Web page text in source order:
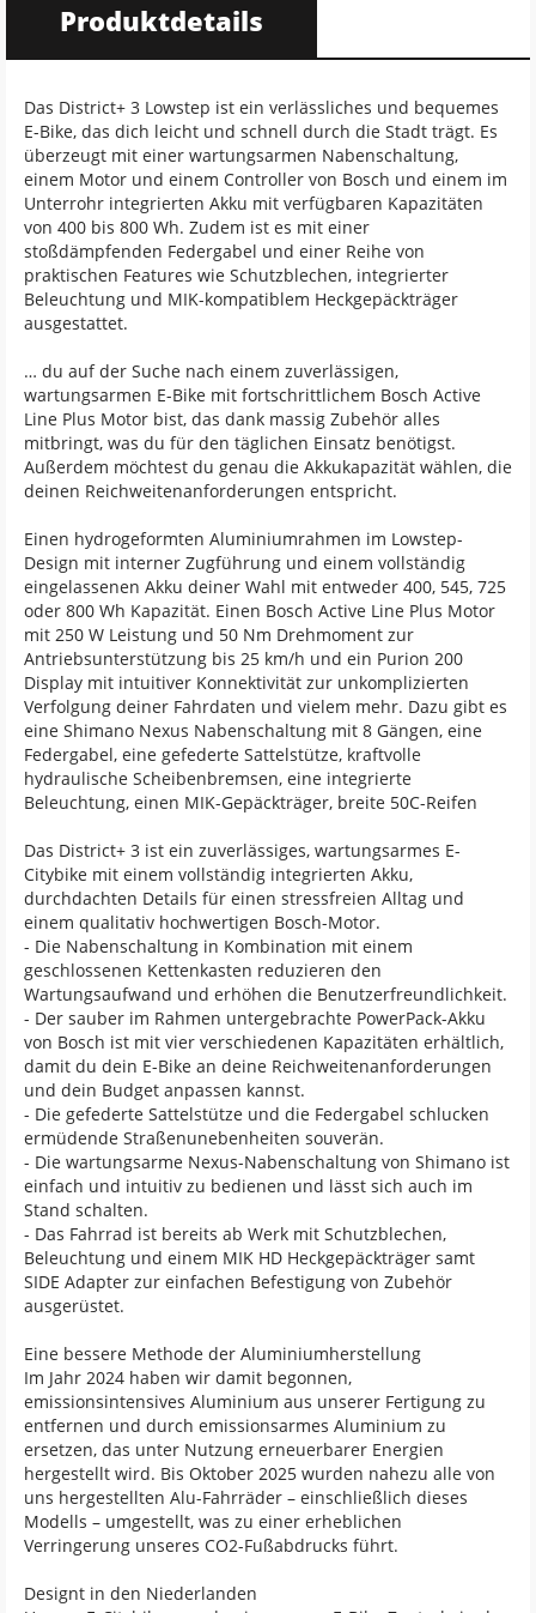
Produktdetails
Das District+ 3 Lowstep ist ein verlässliches und bequemes
E-Bike, das dich leicht und schnell durch die Stadt trägt. Es
überzeugt mit einer wartungsarmen Nabenschaltung,
einem Motor und einem Controller von Bosch und einem im
Unterrohr integrierten Akku mit verfügbaren Kapazitäten
von 400 bis 800 Wh. Zudem ist es mit einer
stoßdämpfenden Federgabel und einer Reihe von
praktischen Features wie Schutzblechen, integrierter
Beleuchtung und MIK-kompatiblem Heckgepäckträger
ausgestattet.
… du auf der Suche nach einem zuverlässigen,
wartungsarmen E-Bike mit fortschrittlichem Bosch Active
Line Plus Motor bist, das dank massig Zubehör alles
mitbringt, was du für den täglichen Einsatz benötigst.
Außerdem möchtest du genau die Akkukapazität wählen, die
deinen Reichweitenanforderungen entspricht.
Einen hydrogeformten Aluminiumrahmen im Lowstep-
Design mit interner Zugführung und einem vollständig
eingelassenen Akku deiner Wahl mit entweder 400, 545, 725
oder 800 Wh Kapazität. Einen Bosch Active Line Plus Motor
mit 250 W Leistung und 50 Nm Drehmoment zur
Antriebsunterstützung bis 25 km/h und ein Purion 200
Display mit intuitiver Konnektivität zur unkomplizierten
Verfolgung deiner Fahrdaten und vielem mehr. Dazu gibt es
eine Shimano Nexus Nabenschaltung mit 8 Gängen, eine
Federgabel, eine gefederte Sattelstütze, kraftvolle
hydraulische Scheibenbremsen, eine integrierte
Beleuchtung, einen MIK-Gepäckträger, breite 50C-Reifen
Das District+ 3 ist ein zuverlässiges, wartungsarmes E-
Citybike mit einem vollständig integrierten Akku,
durchdachten Details für einen stressfreien Alltag und
einem qualitativ hochwertigen Bosch-Motor.
- Die Nabenschaltung in Kombination mit einem
geschlossenen Kettenkasten reduzieren den
Wartungsaufwand und erhöhen die Benutzerfreundlichkeit.
- Der sauber im Rahmen untergebrachte PowerPack-Akku
von Bosch ist mit vier verschiedenen Kapazitäten erhältlich,
damit du dein E-Bike an deine Reichweitenanforderungen
und dein Budget anpassen kannst.
- Die gefederte Sattelstütze und die Federgabel schlucken
ermüdende Straßenunebenheiten souverän.
- Die wartungsarme Nexus-Nabenschaltung von Shimano ist
einfach und intuitiv zu bedienen und lässt sich auch im
Stand schalten.
- Das Fahrrad ist bereits ab Werk mit Schutzblechen,
Beleuchtung und einem MIK HD Heckgepäckträger samt
SIDE Adapter zur einfachen Befestigung von Zubehör
ausgerüstet.
Eine bessere Methode der Aluminiumherstellung
Im Jahr 2024 haben wir damit begonnen,
emissionsintensives Aluminium aus unserer Fertigung zu
entfernen und durch emissionsarmes Aluminium zu
ersetzen, das unter Nutzung erneuerbarer Energien
hergestellt wird. Bis Oktober 2025 wurden nahezu alle von
uns hergestellten Alu-Fahrräder – einschließlich dieses
Modells – umgestellt, was zu einer erheblichen
Verringerung unseres CO2-Fußabdrucks führt.
Designt in den Niederlanden